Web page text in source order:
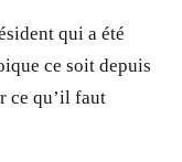
qui a été
ce soit depuis
ce qu’il faut